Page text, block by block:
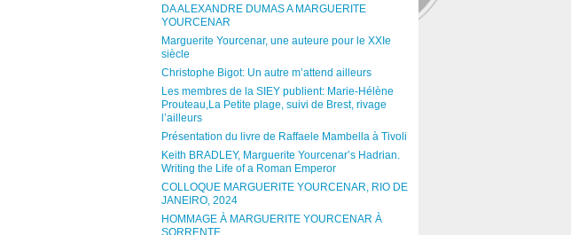
DA ALEXANDRE DUMAS A MARGUERITE
YOURCENAR
Marguerite Yourcenar, une auteure pour le XXIe
siècle
Christophe Bigot: Un autre m’attend ailleurs
Les membres de la SIEY publient: Marie-Hélène
Prouteau,La Petite plage, suivi de Brest, rivage
l’ailleurs
Présentation du livre de Raffaele Mambella à Tivoli
Keith BRADLEY, Marguerite Yourcenar’s Hadrian.
Writing the Life of a Roman Emperor
COLLOQUE MARGUERITE YOURCENAR, RIO DE
JANEIRO, 2024
HOMMAGE À MARGUERITE YOURCENAR À
SORRENTE